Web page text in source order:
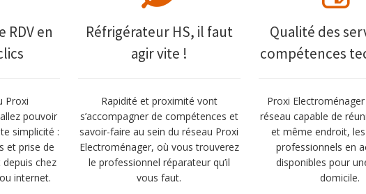
RDV en
Proxi
pouvoir
simplicité :
et prise de
chez
internet.
Réfrigérateur HS, il faut
agir vite !
Rapidité et proximité vont
s’accompagner de compétences et
savoir-faire au sein du réseau Proxi
Electroménager, où vous trouverez
le professionnel réparateur qu’il
vous faut.
Qualité des
compétences
Proxi
réseau capable de
et même endroit,
professionnels en
disponibles pour
domicile.